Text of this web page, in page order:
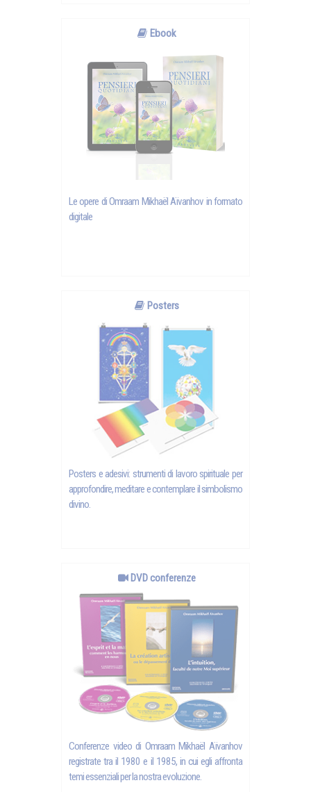
Ebook
Le opere di Omraam Mikhaël Aïvanhov in formato
digitale
Posters
Posters e adesivi: strumenti di lavoro spirituale per
approfondire, meditare e contemplare il simbolismo
divino.
DVD conferenze
Conferenze video di Omraam Mikhaël Aïvanhov
registrate tra il 1980 e il 1985, in cui egli affronta
temi essenziali per la nostra evoluzione.